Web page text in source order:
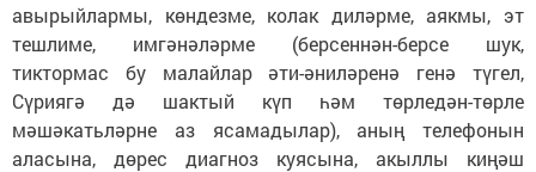
авырыйлармы, көндезме, колак диләрме, аякмы, эт
тешлиме, имгәнәләрме (берсеннән-берсе шук,
тиктормас бу малайлар әти-әниләренә генә түгел,
Сүриягә дә шактый күп һәм төрледән-төрле
мәшәкатьләрне аз ясамадылар), аның телефонын
аласына, дөрес диагноз куясына, акыллы киңәш